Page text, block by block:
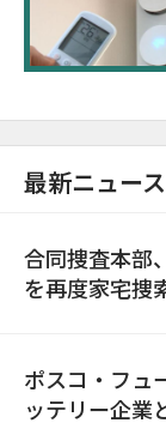
に需給対応
最新ニュース
合同捜査本部
を再度家宅捜
ポスコ・フュ
ッテリー企業